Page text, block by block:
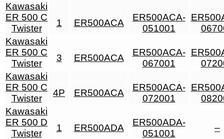
Kawasaki
ER 500 C
Twister
1 ER500ACA
ER500ACA-
051001
Kawasaki
ER 500 C
Twister
3 ER500ACA
ER500ACA-
067001
Kawasaki
ER 500 C
Twister
4P ER500ACA
ER500ACA-
072001
Kawasaki
ER 500 D
Twister
1 ER500ADA
ER500ADA-
051001
–